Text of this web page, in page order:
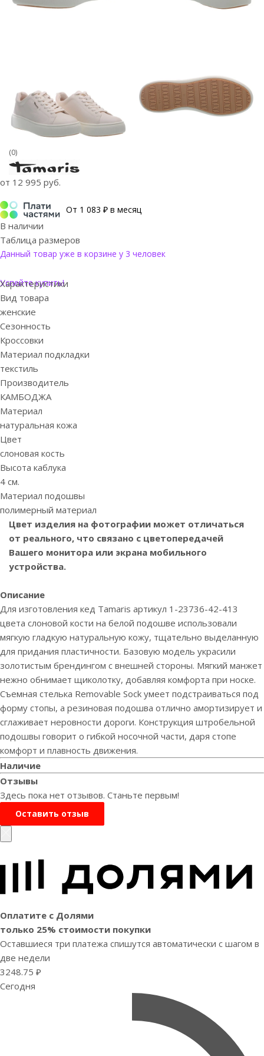
(0)
от 12 995 руб.
От 1 083 ₽ в месяц
В наличии
Таблица размеров
Данный товар уже в корзине у 3 человек
Успейте купить!
Характеристики
Вид товара
женские
Сезонность
Кроссовки
Материал подкладки
текстиль
Производитель
КАМБОДЖА
Материал
натуральная кожа
Цвет
слоновая кость
Высота каблука
4 см.
Материал подошвы
полимерный материал
Цвет изделия на фотографии может отличаться
от реального, что связано с цветопередачей
Вашего монитора или экрана мобильного
устройства.
Описание
Для изготовления кед Tamaris артикул 1-23736-42-413
цвета слоновой кости на белой подошве использовали
мягкую гладкую натуральную кожу, тщательно выделанную
для придания пластичности. Базовую модель украсили
золотистым брендингом с внешней стороны. Мягкий манжет
нежно обнимает щиколотку, добавляя комфорта при носке.
Съемная стелька Removable Sock умеет подстраиваться под
форму стопы, а резиновая подошва отлично амортизирует и
сглаживает неровности дороги. Конструкция штробельной
подошвы говорит о гибкой носочной части, даря стопе
комфорт и плавность движения.
Наличие
Отзывы
Здесь пока нет отзывов. Станьте первым!
Оставить отзыв
Оплатите с Долями
только 25% стоимости покупки
Оставшиеся три платежа спишутся автоматически с шагом в
две недели
3248.75 ₽
Сегодня